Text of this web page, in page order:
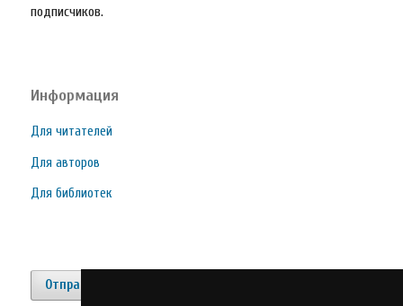
подписчиков.
Информация
Для читателей
Для авторов
Для библиотек
Отправить материал